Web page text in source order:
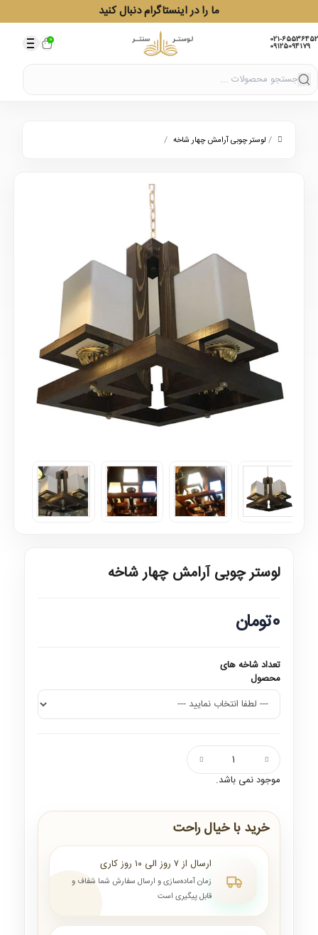
ما را در اینستاگرام دنبال کنید
021-65536452
09125094179
0
/ لوستر چوبی آرامش چهار شاخه /
لوستر چوبی آرامش چهار شاخه
0تومان
تعداد شاخه های
محصول
موجود نمی باشد.
خرید با خیال راحت
ارسال از ۷ روز الی ۱۰ روز کاری
زمان آماده‌سازی و ارسال سفارش شما شفاف و
قابل پیگیری است